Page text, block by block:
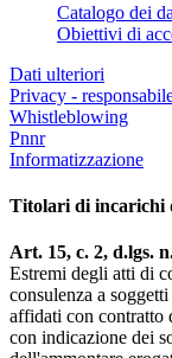
Catalogo dei
Obiettivi di
Dati ulteriori
Privacy -
Whistleblowing
Pnnr
Informatizzazione
Titolari di incarichi
Art. 15, c. 2, d.lgs.
Estremi degli atti di
consulenza a
affidati con contratto
con indicazione dei